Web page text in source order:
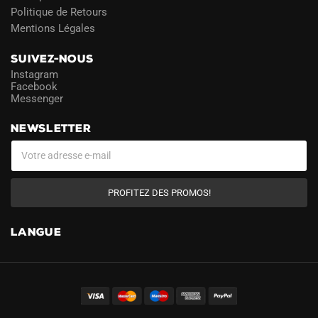
Politique de Retours
Mentions Légales
SUIVEZ-NOUS
Instagram
Facebook
Messenger
NEWSLETTER
PROFITEZ DES PROMOS!
LANGUE